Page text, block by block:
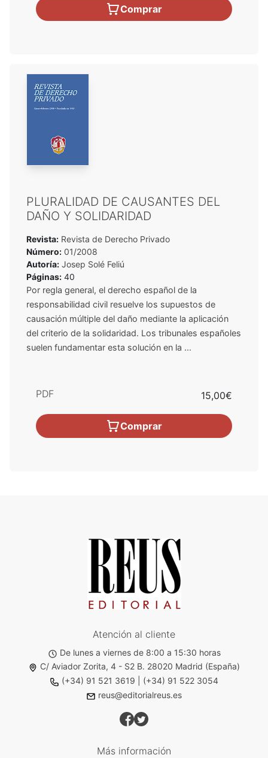
Comprar
PLURALIDAD DE CAUSANTES DEL
DAÑO Y SOLIDARIDAD
Revista: Revista de Derecho Privado
Número: 01/2008
Autoría: Josep Solé Feliú
Páginas: 40
Por regla general, el derecho español de la
responsabilidad civil resuelve los supuestos de
causación múltiple del daño mediante la aplicación
del criterio de la solidaridad. Los tribunales españoles
suelen fundamentar esta solución en la ...
PDF 15,00€
Comprar
Atención al cliente
De lunes a viernes de 8:00 a 15:30 horas
C/ Aviador Zorita, 4 - S2 B. 28020 Madrid (España)
(+34) 91 521 3619
(+34) 91 522 3054
reus@editorialreus.es
Más información